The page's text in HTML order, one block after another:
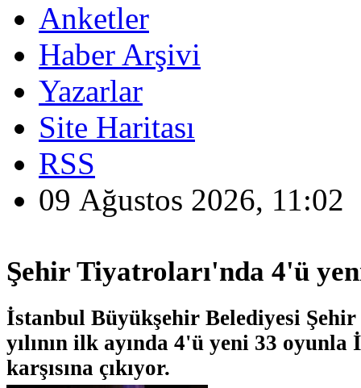
Anketler
Haber Arşivi
Yazarlar
Site Haritası
RSS
09 Ağustos 2026, 11:02
Şehir Tiyatroları'nda 4'ü
İstanbul Büyükşehir Belediyesi
yılının ilk ayında 4'ü yeni 33
karşısına çıkıyor.